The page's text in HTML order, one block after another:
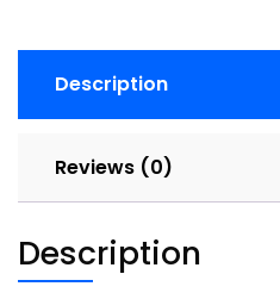
quantity
Description
Reviews (0)
Description